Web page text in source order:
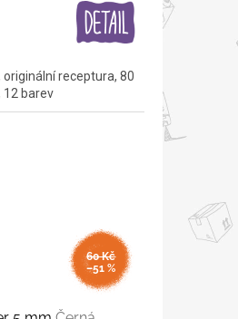
receptura, 80
12 barev
60 Kč
–51 %